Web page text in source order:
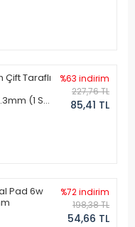
Taraflı
(1 Set
%63 indirim
227,76 TL
85,41 TL
Pad 6w
%72 indirim
198,38 TL
54,66 TL